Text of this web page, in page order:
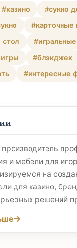
#казино
#сукно
#карточные
стол
игры
#блэкджек
#интересные
и мебели для
на
для казино,
решений